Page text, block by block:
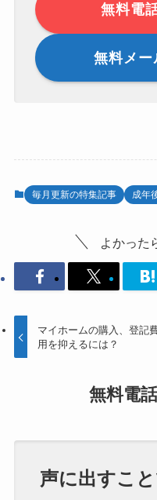
無料電
無料メー
毎月更新の特集記事 成年
よかった
マイホームの購入、登記
用を抑えるには？
無料電
声に出すこ